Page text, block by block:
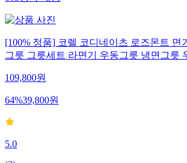
[100% 정품] 코렐 코디네이츠 로즈몬트 면
그릇 그릇세트 라면기 우동그릇 냉면그릇
109,800원
64%39,800원
5.0